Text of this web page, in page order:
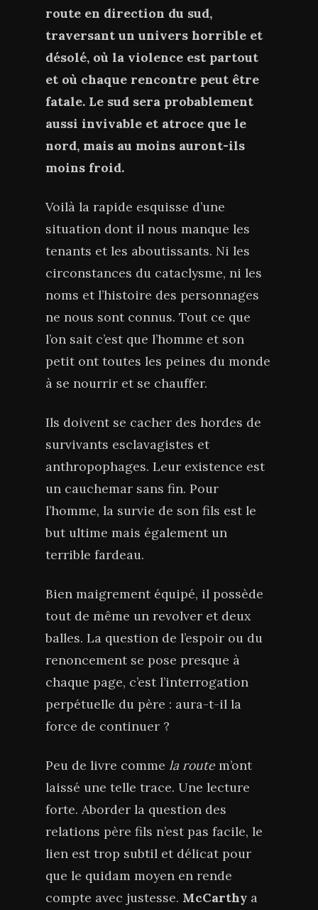
route en direction du sud,
traversant un univers horrible et
désolé, où la violence est partout
et où chaque rencontre peut être
fatale. Le sud sera probablement
aussi invivable et atroce que le
nord, mais au moins auront-ils
moins froid.
Voilà la rapide esquisse d’une
situation dont il nous manque les
tenants et les aboutissants. Ni les
circonstances du cataclysme, ni les
noms et l’histoire des personnages
ne nous sont connus. Tout ce que
l’on sait c’est que l’homme et son
petit ont toutes les peines du monde
à se nourrir et se chauffer.
Ils doivent se cacher des hordes de
survivants esclavagistes et
anthropophages. Leur existence est
un cauchemar sans fin. Pour
l’homme, la survie de son fils est le
but ultime mais également un
terrible fardeau.
Bien maigrement équipé, il possède
tout de même un revolver et deux
balles. La question de l’espoir ou du
renoncement se pose presque à
chaque page, c’est l’interrogation
perpétuelle du père : aura-t-il la
force de continuer ?
Peu de livre comme la routem’ont
laissé une telle trace. Une lecture
forte. Aborder la question des
relations père fils n’est pas facile, le
lien est trop subtil et délicat pour
que le quidam moyen en rende
compte avec justesse. McCarthy a